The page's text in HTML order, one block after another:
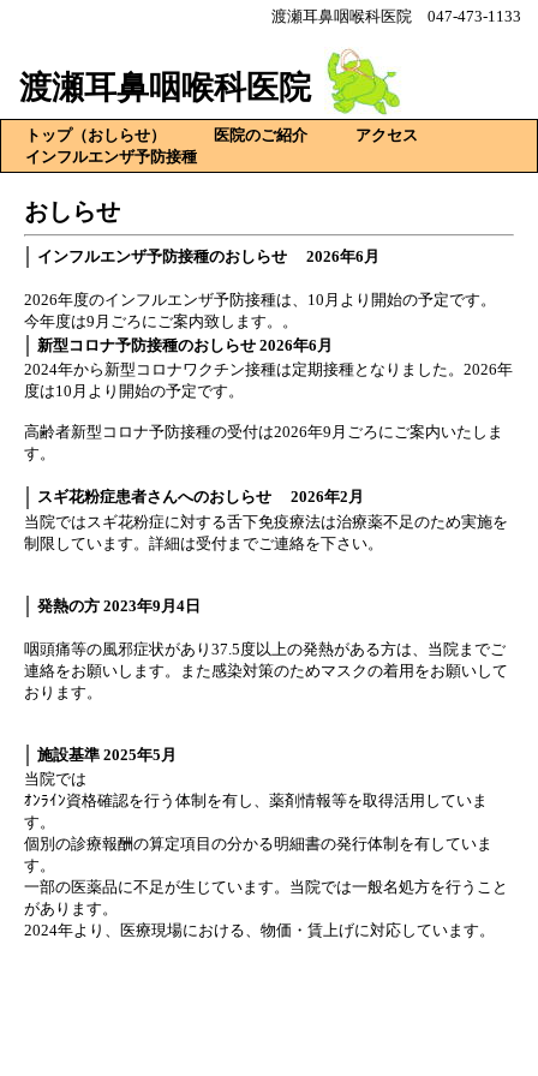
渡瀬耳鼻咽喉科医院 047-473-1133
渡瀬耳鼻咽喉科医院
トップ（おしらせ） 医院のご紹介
アクセス
インフルエンザ予防接種
おしらせ
インフルエンザ予防接種のおしらせ 2026年6月
2026年度のインフルエンザ予防接種は、10月より開始の予定です。
今年度は9月ごろにご案内致します。。
新型コロナ予防接種のおしらせ 2026年6月
2024年から新型コロナワクチン接種は定期接種となりました。2026年
度は10月より開始の予定です。
高齢者新型コロナ予防接種の受付は2026年9月ごろにご案内いたしま
す。
スギ花粉症患者さんへのおしらせ 2026年2月
当院ではスギ花粉症に対する舌下免疫療法は治療薬不足のため実施を
制限しています。詳細は受付までご連絡を下さい。
発熱の方 2023年9月4日
咽頭痛等の風邪症状があり37.5度以上の発熱がある方は、当院までご
連絡をお願いします。また感染対策のためマスクの着用をお願いして
おります。
施設基準 2025年5月
当院では
ｵﾝﾗｲﾝ資格確認を行う体制を有し、薬剤情報等を取得活用していま
す。
個別の診療報酬の算定項目の分かる明細書の発行体制を有していま
す。
一部の医薬品に不足が生じています。当院では一般名処方を行うこと
があります。
2024年より、医療現場における、物価・賃上げに対応しています。